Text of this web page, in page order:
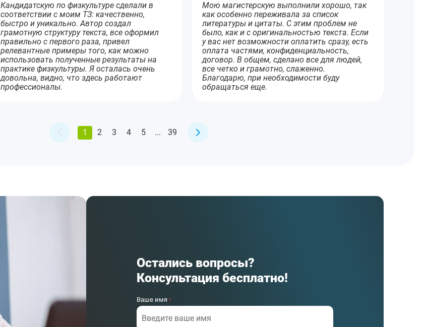
Кандидатскую по физкультуре сделали в
соответствии с моим ТЗ: качественно,
быстро и уникально. Автор создал
грамотную структуру текста, все оформил
правильно с первого раза, привел
релевантные примеры того, как можно
использовать полученные результаты на
практике физкультуры. Я осталась очень
довольна, видно, что здесь работают
профессионалы.
Мою магистерскую выполнили хорошо, так
как особенно переживала за список
литературы и цитаты. С этим проблем не
было, как и с оригинальностью текста. Если
у вас нет возможности оплатить сразу, есть
оплата частями, конфиденциальность,
договор. В общем, сделано все для людей,
все четко и грамотно, слаженно.
Благодарю, при необходимости буду
обращаться еще.
1 2 3 4 5 ... 39
Остались вопросы?
Консультация бесплатно!
Ваше имя *